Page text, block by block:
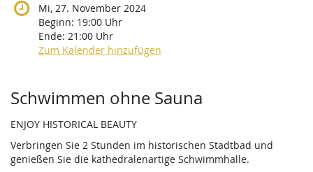
Mi, 27. November 2024
Beginn: 19:00 Uhr
Ende: 21:00 Uhr
Zum Kalender hinzufügen
Produkte
Schwimmen ohne Sauna
ENJOY HISTORICAL BEAUTY
Verbringen Sie 2 Stunden im historischen Stadtbad und
genießen Sie die kathedralenartige Schwimmhalle.